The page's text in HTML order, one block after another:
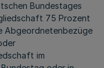
Bundestages
75 Prozent
Abgeordnetenbezüge
im